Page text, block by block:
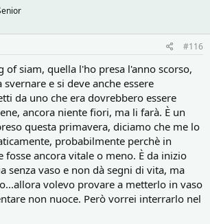
#116
of siam, quella l'ho presa l'anno scorso,
e si deve anche essere
da uno che era dovrebbero essere
ancora niente fiori, ma li farà. È un
questa primavera, diciamo che me lo
probabilmente perchè in
fosse ancora vitale o meno. È da inizio
senza vaso e non dà segni di vita, ma
volevo provare a metterlo in vaso
non nuoce. Però vorrei interrarlo nel